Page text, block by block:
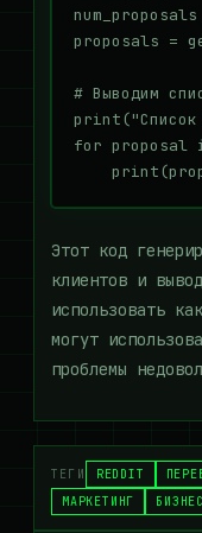
proposals =
# Выводим
print("Список
for proposal
Этот код
клиентов и
использовать
могут
проблемы
ТЕГИ REDDIT
МАРКЕТИНГ
БИЗНЕС